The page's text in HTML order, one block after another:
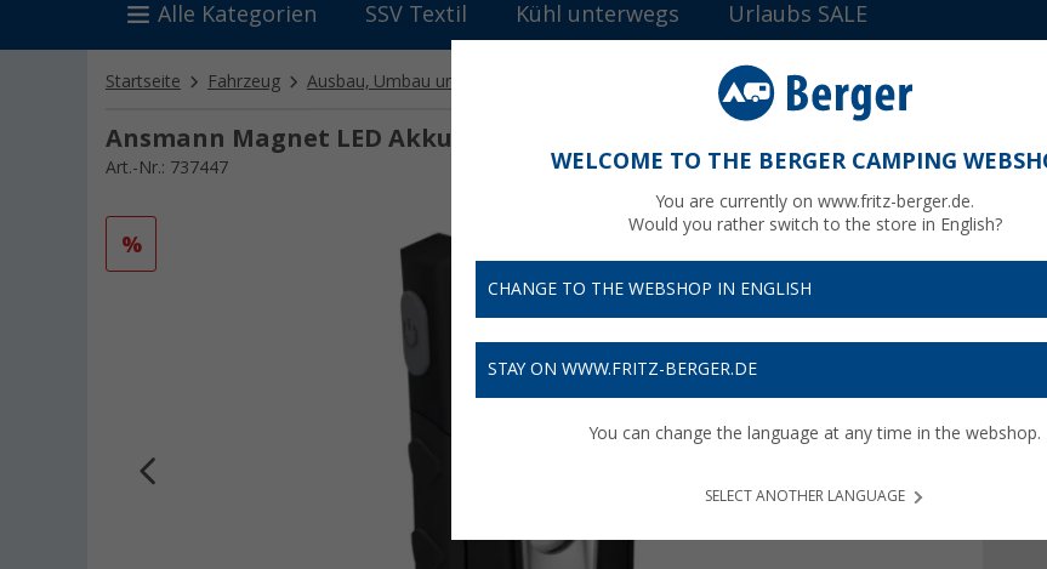
Alle Kategorien SSV Textil Kühl unterwegs Urlaubs SALE
Startseite Fahrzeug Ausbau, Umbau und Innenausbau Einbauleuchten & Leuchtmittel Ansmann Magnet
Ansmann Magnet LED Akku-Leuchte mit Dimmfunktion WL 500R
Art.-Nr.: 737447
%
WELCOME TO THE BERGER CAMPING
You are currently on www.fritz-berger.de.
Would you rather switch to the store in English?
CHANGE TO THE WEBSHOP IN ENGLISH
STAY ON WWW.FRITZ-BERGER.DE
You can change the language at any time in the webshop.
SELECT ANOTHER LANGUAGE